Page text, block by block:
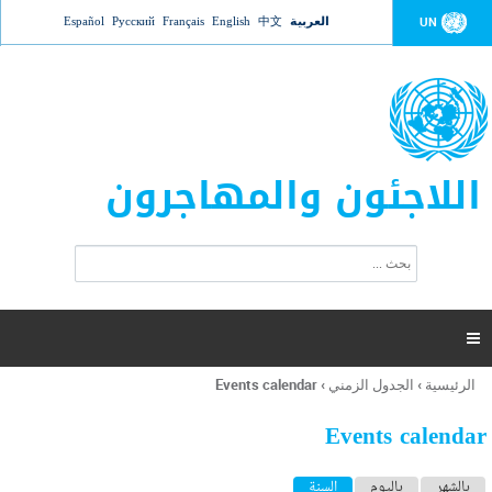
Jump to navigation UN العربية 中文
English
Français
Русский
Español
اللاجئون والمهاجرون
ت
ر
ل
ح
ب

أنت
هنا
الرئيسية › الجدول الزمني ›
Events calendar
Events calendar